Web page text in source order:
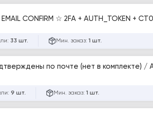
☆ EMAIL CONFIRM ☆ 2FA + AUTH_TOKEN +
33 шт. Мин. заказ: 1 шт.
по почте (нет в комплекте) /
9 шт. Мин. заказ: 1 шт.